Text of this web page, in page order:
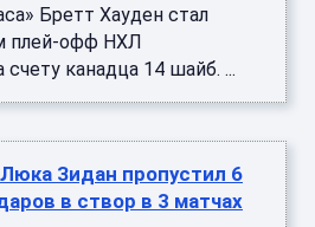
Бретт Хауден стал
плей-офф НХЛ
канадца 14 шайб. ...
Зидан пропустил 6
в створ в 3 матчах